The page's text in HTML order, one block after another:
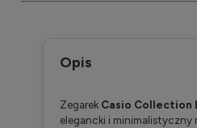
Opis
Zegarek Casio Collection
elegancki i minimalistyczny